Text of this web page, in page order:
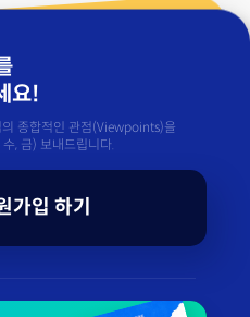
요!
종합적인 관점(Viewpoints)을
, 금) 보내드립니다.
가입 하기